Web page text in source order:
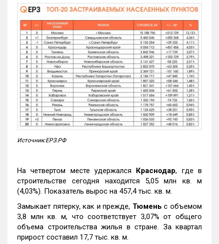
Источник:ЕРЗ.РФ
На четвертом месте удержался Краснодар, где в
строительстве сегодня находится 5,05 млн кв. м
(4,03%). Показатель вырос на 457,4 тыс. кв. м.
Замыкает пятерку, как и прежде, Тюмень с объемом
3,8 млн кв. м, что соответствует 3,07% от общего
объема строительства жилья в стране. За квартал
прирост составил 17,7 тыс. кв. м.